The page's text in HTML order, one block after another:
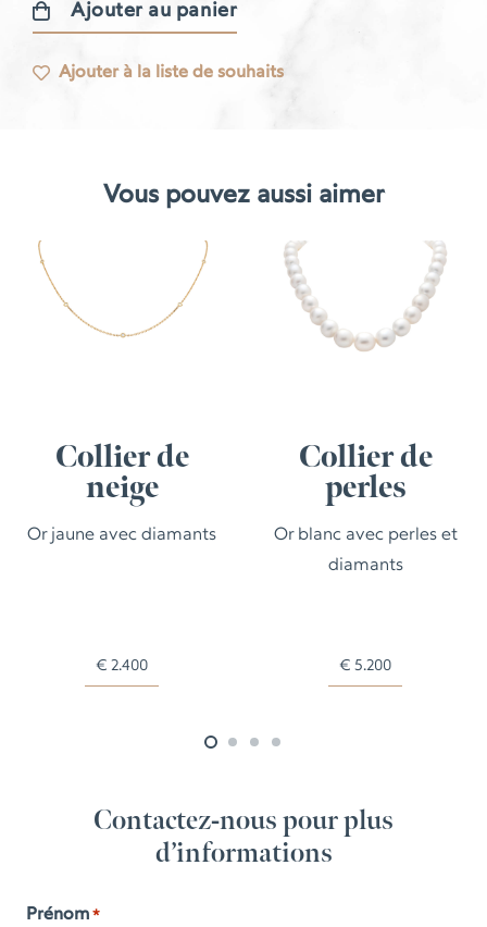
quantité
de
Ajouter au panier
Ajouter à la liste de souhaits
Vous pouvez aussi aimer
Collier de
neige
Or jaune avec diamants
€ 2.400
Collier de
perles
Or blanc avec perles et
diamants
€ 5.200
Contactez-nous pour plus
d’informations
Prénom *